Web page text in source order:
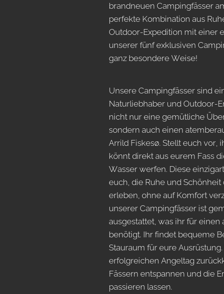
brandneuen Campingfässer
perfekte Kombination aus
Outdoor-Expedition mit einer
unserer fünf exklusiven
ganz besondere Weise!
Unsere Campingfässer sind
Naturliebhaber und Outdoor-
nicht nur eine gemütliche
sondern auch einen
Arrild Fiskesø. Stellt euch vor,
könnt direkt aus eurem Fass
Wasser werfen. Diese
euch, die Ruhe und Schönheit
erleben, ohne auf Komfort
unserer Campingfässer ist
ausgestattet, was ihr für
benötigt. Ihr findet bequeme
Stauraum für eure
erfolgreichen Angeltag
Fässern entspannen und die
passieren lassen.